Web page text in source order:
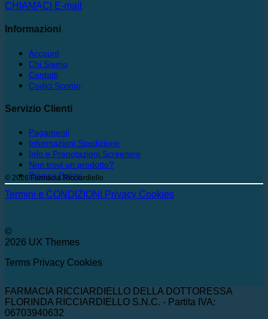
CHIAMACI
E-mail
Informazioni
Account
Chi Siamo
Contatti
Codici Sconto
Servizio Clienti
Pagamenti
Informazioni Spedizione
Info e Prenotazioni Screening
Non trovi un prodotto?
Privacy Policy
© 2026 Farmacia Ricciardiello
Termini e CONDIZIONI Privacy Cookies
©
2026 UX Themes
Terms Privacy Cookies
FARMACIA RICCIARDIELLO DELLA DOTTORESSA
FLORINDA RICCIARDIELLO S.N.C. - Partita IVA:
06703940632